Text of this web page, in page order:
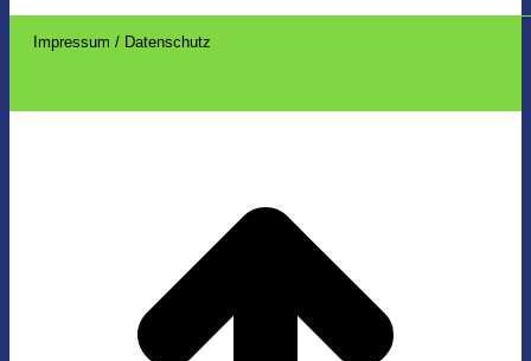
Impressum / Datenschutz